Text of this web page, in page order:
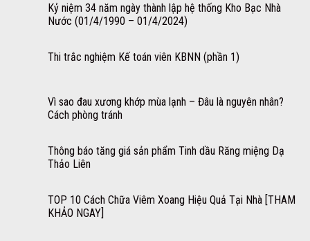
Kỷ niệm 34 năm ngày thành lập hệ thống Kho Bạc Nhà
Nước (01/4/1990 – 01/4/2024)
Thi trắc nghiệm Kế toán viên KBNN (phần 1)
Vì sao đau xương khớp mùa lạnh – Đâu là nguyên nhân?
Cách phòng tránh
Thông báo tăng giá sản phẩm Tinh dầu Răng miệng Dạ
Thảo Liên
TOP 10 Cách Chữa Viêm Xoang Hiệu Quả Tại Nhà [THAM
KHẢO NGAY]